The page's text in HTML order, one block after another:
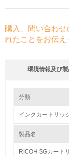
購入、問い合わ
れたことをお伝え
環境情報及び製
1.環境取り組
分類
インクカートリッ
製品名
RICOH SGカート